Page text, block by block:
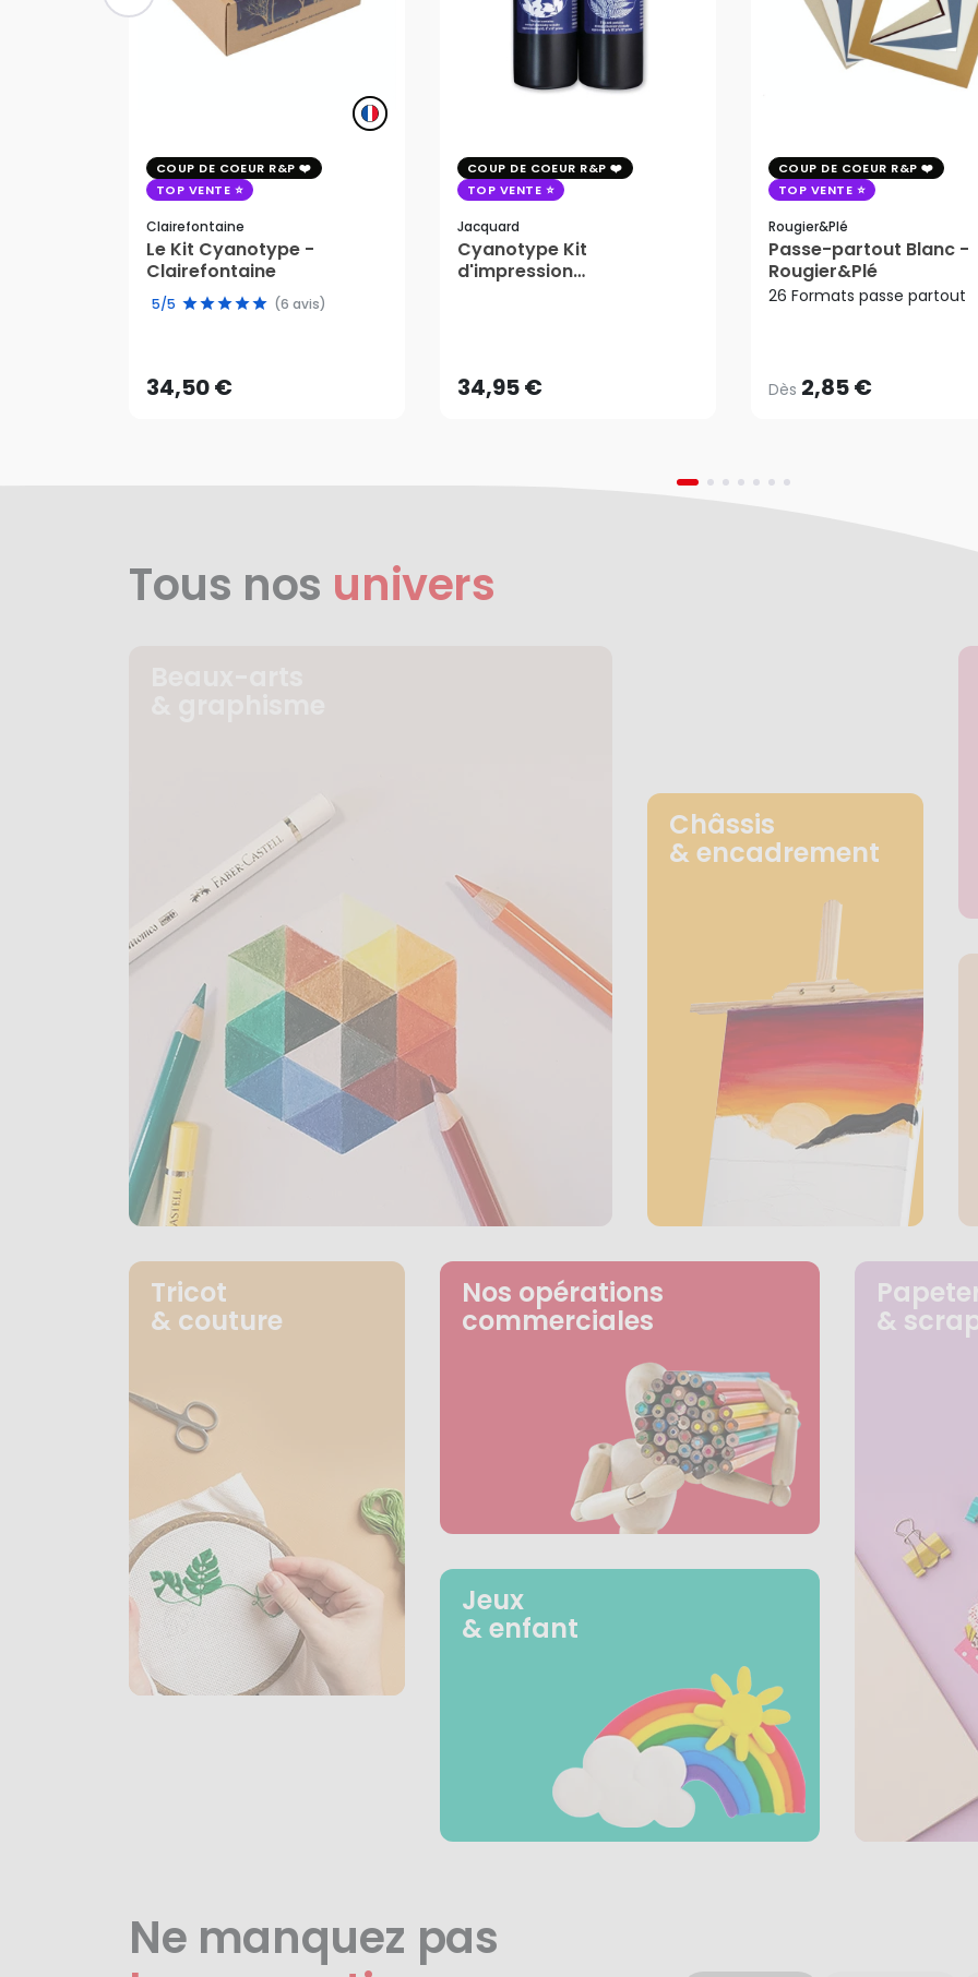
COUP DE COEUR R&P
TOP VENTE
Clairefontaine
Le Kit Cyanotype -
Clairefontaine
5/5 (6 avis)
34,50 €AJOUTER AU PANIER
COUP DE COEUR R&P
TOP VENTE
Jacquard
Cyanotype Kit
d'impression
34,95 €AJOUTER AU PANIER
COUP DE COEUR R&P
TOP VENTE
Rougier&plé
Passe-partout Blanc -
Rougier&Plé
26 Formats passe partout
Dès 2,85 €
2,85 €
Tous nos univers
Châssis
& encadrement
Tricot
& couture
Nos opérations
commerciales
Jeux
& enfant
&
Ne manquez pas